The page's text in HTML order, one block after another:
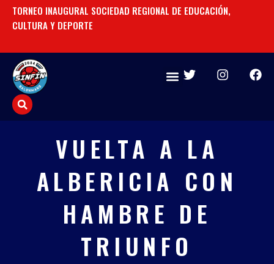
TORNEO INAUGURAL SOCIEDAD REGIONAL DE EDUCACIÓN,
CULTURA Y DEPORTE
T
t
I
a
m
F
b
VUELTA A LA
ALBERICIA CON
HAMBRE DE
TRIUNFO